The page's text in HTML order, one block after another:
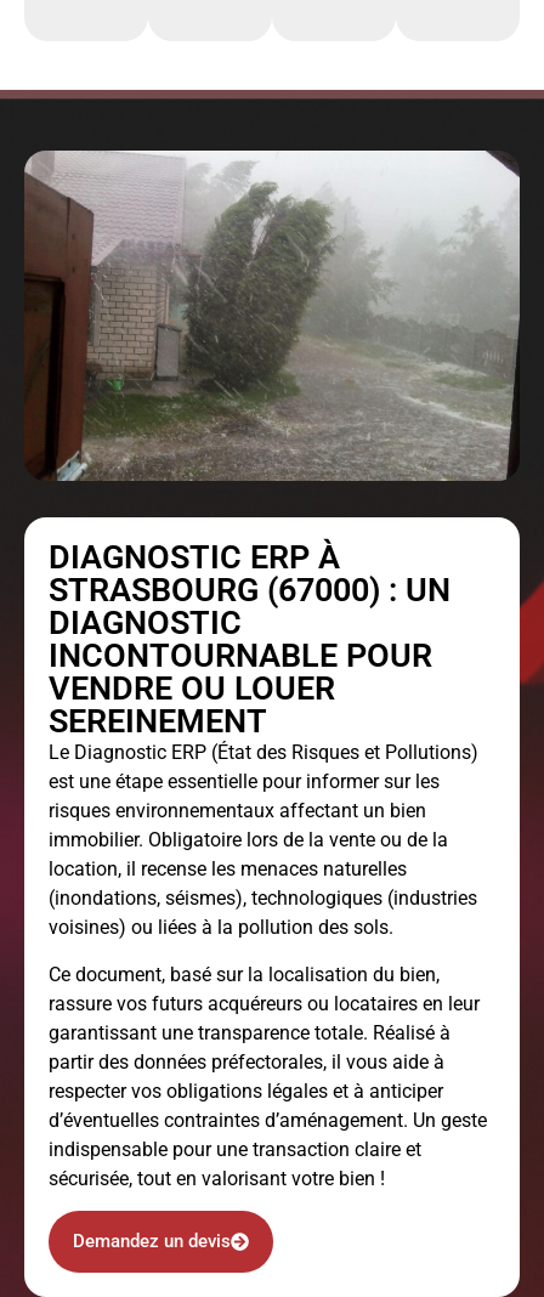
DIAGNOSTIC ERP À
STRASBOURG (67000) : UN
DIAGNOSTIC
INCONTOURNABLE POUR
VENDRE OU LOUER
SEREINEMENT
Le Diagnostic ERP (État des Risques et Pollutions)
est une étape essentielle pour informer sur les
risques environnementaux affectant un bien
immobilier. Obligatoire lors de la vente ou de la
location, il recense les menaces naturelles
(inondations, séismes), technologiques (industries
voisines) ou liées à la pollution des sols.
Ce document, basé sur la localisation du bien,
rassure vos futurs acquéreurs ou locataires en leur
garantissant une transparence totale. Réalisé à
partir des données préfectorales, il vous aide à
respecter vos obligations légales et à anticiper
d’éventuelles contraintes d’aménagement. Un geste
indispensable pour une transaction claire et
sécurisée, tout en valorisant votre bien !
Demandez un devis